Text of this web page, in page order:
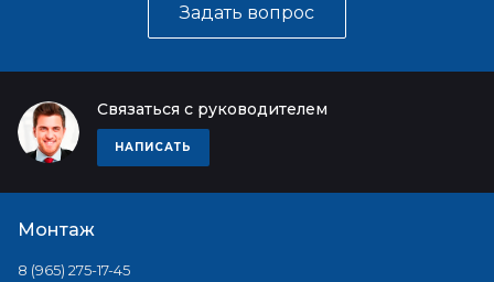
Задать вопрос
Связаться с руководителем
НАПИСАТЬ
Монтаж
8 (965) 275-17-45